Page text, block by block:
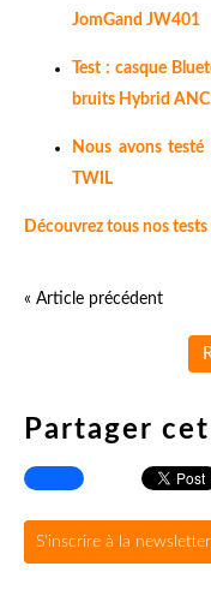
JomGand JW401
Test : casque
bruits Hybrid ANC
Nous avons testé
TWIL
Découvrez tous nos
« Article précédent
Partager
S'inscrire à la newsletter